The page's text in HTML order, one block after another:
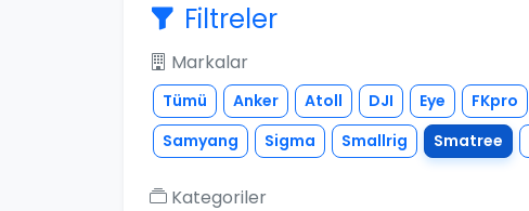
Filtreler
Markalar
Tümü Anker Atoll DJI Eye FKpro
Samyang
Sigma Smallrig Smatree
Kategoriler